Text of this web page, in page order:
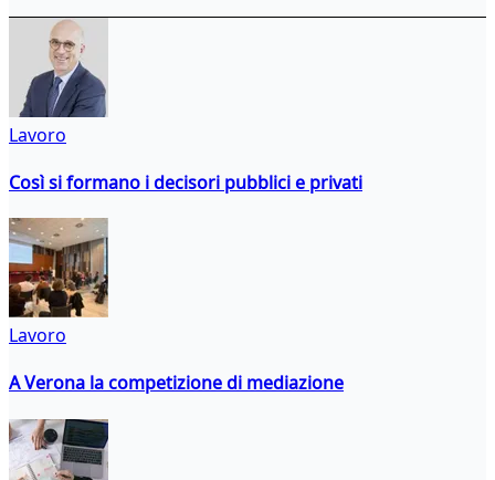
Lavoro
Così si formano i decisori pubblici e privati
Lavoro
A Verona la competizione di mediazione